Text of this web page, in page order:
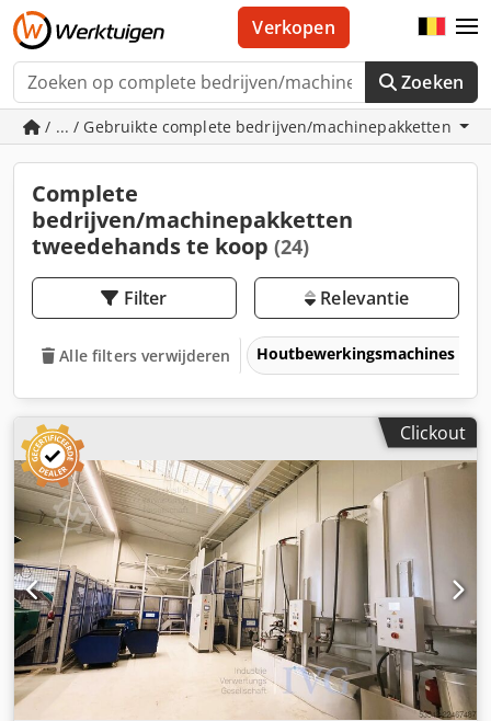
Zoeken
Verkopen
/ ... / Gebruikte complete bedrijven/machinepakketten
Complete
bedrijven/machinepakketten
tweedehands te koop (24)
Filter Relevantie
Alle filters verwijderen Houtbewerkingsmachines
Clickout